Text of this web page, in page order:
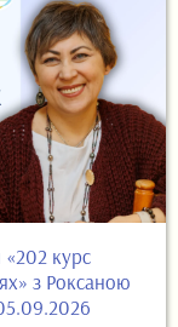
«202 курс
з Роксаною